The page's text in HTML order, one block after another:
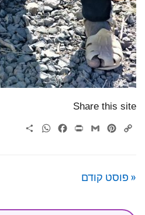
Share this site
Copy
Pinterest
Gmail
Print
Facebook
WhatsApp
« פוסט קודם